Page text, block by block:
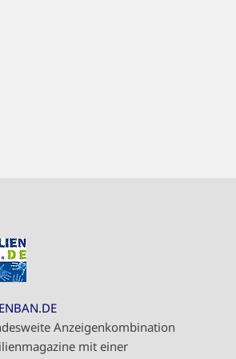
Anzeigenkombination
mit einer